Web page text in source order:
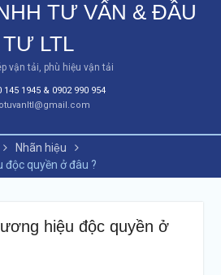
TƯ VẤN & ĐẦU
TƯ LTL
vận tải, phù hiệu vận tải
145 1945 & 0902 990 954
Nhãn hiệu
quyền ở đâu ?
hiệu độc quyền ở